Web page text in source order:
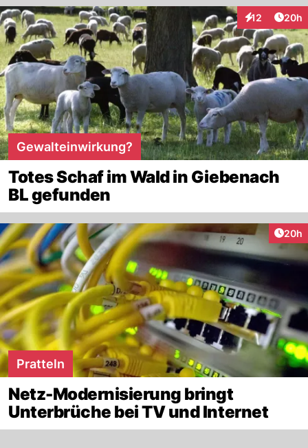
12
Interaktionen
20h
Gewalteinwirkung?
Totes Schaf im Wald in Giebenach
BL gefunden
20h
Pratteln
Netz-Modernisierung bringt
Unterbrüche bei TV und Internet